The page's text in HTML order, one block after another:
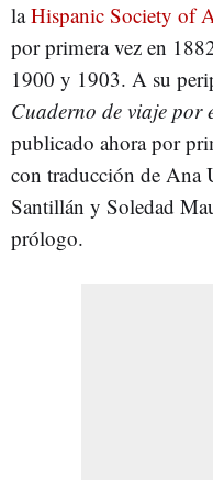
laHispanic Society of
por primera vez en
1900 y 1903. A su
Cuaderno de viaje por
publicado ahora por
con traducción de Ana
Santillán y Soledad
prólogo.